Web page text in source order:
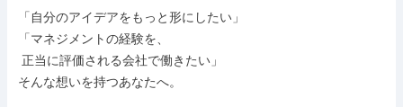
「自分のアイデアをもっと形にしたい」
「マネジメントの経験を、
そんな想いを持つあなたへ。